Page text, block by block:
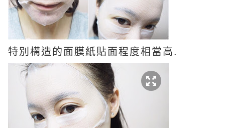
特別構造的面膜紙貼面程度相當高.